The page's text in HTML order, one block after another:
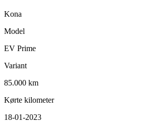
Kona
Model
EV Prime
Variant
85.000 km
Kørte kilometer
18-01-2023